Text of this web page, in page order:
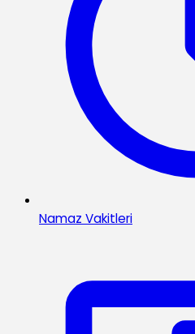
Namaz Vakitleri